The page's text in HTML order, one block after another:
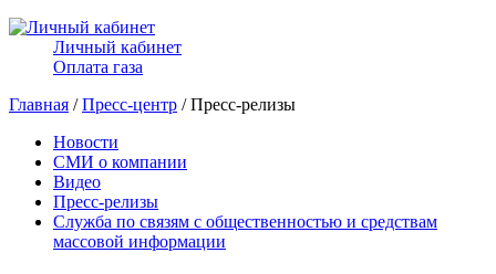
Личный кабинет
Оплата газа
Главная /Пресс-центр / Пресс-релизы
Новости
СМИ о компании
Видео
Пресс-релизы
Служба по связям с общественностью и средствам
массовой информации